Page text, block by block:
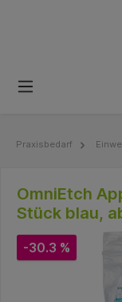
Praxisbedarf
OmniEtch
Stück blau,
-30.3 %